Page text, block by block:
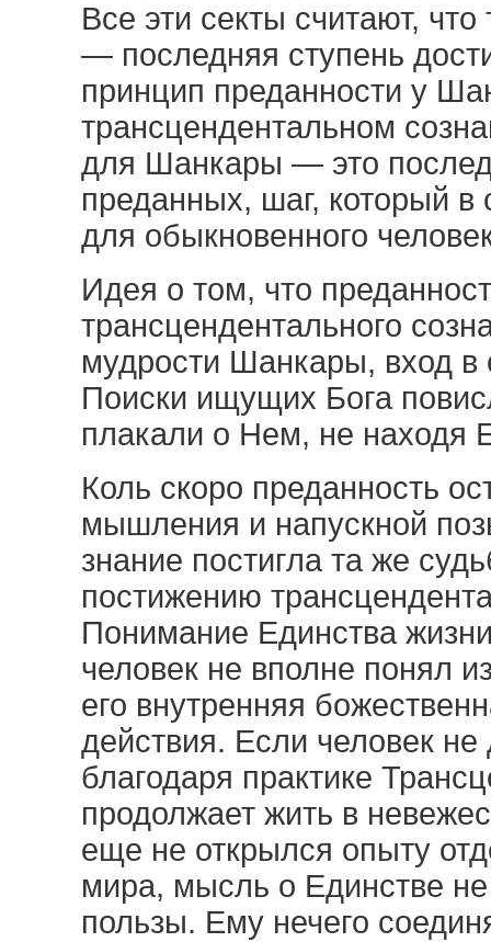
Все эти секты считают,
— последняя ступень
принцип преданности у
трансцендентальном
для Шанкары — это
преданных, шаг, который в
для обыкновенного
Идея о том, что
трансцендентального
мудрости Шанкары, вход в
Поиски ищущих Бога
плакали о Нем, не находя
Коль скоро преданность
мышления и напускной
знание постигла та же
постижению
Понимание Единства
человек не вполне понял
его внутренняя
действия. Если человек
благодаря практике
продолжает жить в
еще не открылся опыту
мира, мысль о Единстве
пользы. Ему нечего